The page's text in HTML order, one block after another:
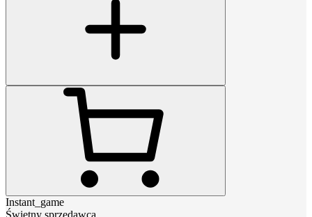
Instant_game
Świetny sprzedawca